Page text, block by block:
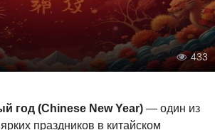
433
год (Chinese New Year) — один из
праздников в китайском